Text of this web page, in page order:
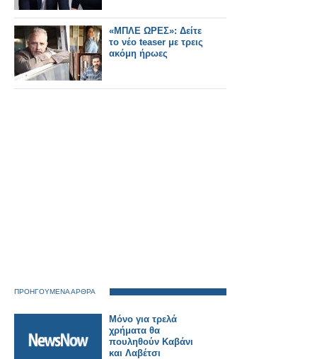
«ΜΠΛΕ ΩΡΕΣ»: Δείτε
το νέο teaser με τρεις
ακόμη ήρωες
ΠΡΟΗΓΟΥΜΕΝΑ ΑΡΘΡΑ
Μόνο για τρελά
χρήματα θα
πουληθούν Καβάνι
και Λαβέτσι